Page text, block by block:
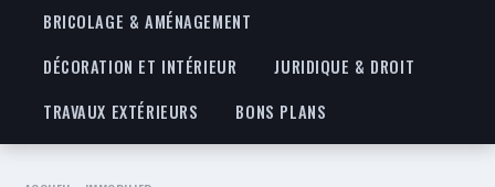
BRICOLAGE & AMÉNAGEMENT
DÉCORATION ET INTÉRIEUR
JURIDIQUE & DROIT
TRAVAUX EXTÉRIEURS
BONS PLANS